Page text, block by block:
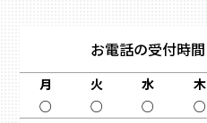
お電話の受付時間
月 火 水 木
○
○ ○ ○